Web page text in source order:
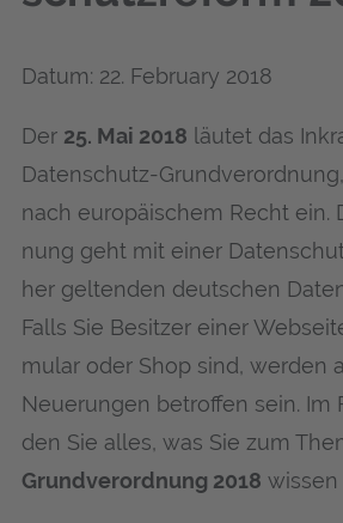
Datum: 22. February 2018
Der 25. Mai 2018 läu­tet das
Daten­schutz-
nach euro­päi­schem Recht ein.
nung geht mit einer
her gel­ten­den deut­schen
Falls Sie Besit­zer einer
mu­lar oder Shop sind, wer­den
Neue­run­gen betrof­fen sein.
den Sie alles, was Sie zum
Grund­ver­ord­nung 2018 wis­sen